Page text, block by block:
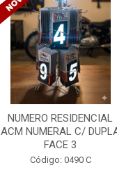
NUMERO RESIDENCIAL
ACM NUMERAL C/
FACE 3
Código: 0490 C